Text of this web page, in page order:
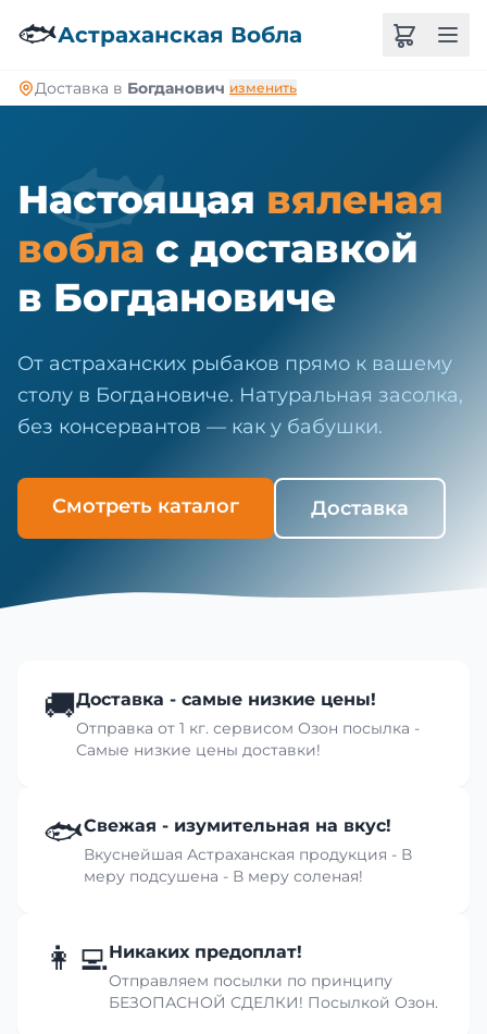
🐟Астраханская Вобла
Доставка в Богданович изменить
🐟
Настоящая вяленая
вобла с доставкой
в Богдановиче
От астраханских рыбаков прямо к вашему
столу в Богдановиче. Натуральная засолка,
без консервантов — как у бабушки.
Смотреть каталог Доставка
🚚Доставка - самые низкие цены!
Отправка от 1 кг. сервисом Озон посылка -
Самые низкие цены доставки!
🐟Свежая - изумительная на вкус!
Вкуснейшая Астраханская продукция - В
меру подсушена - В меру соленая!
👩‍💻Никаких предоплат!
Отправляем посылки по принципу
БЕЗОПАСНОЙ СДЕЛКИ! Посылкой Озон.